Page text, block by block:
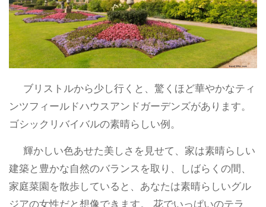
ブリストルから少し行くと、驚くほど華やかなティ
ンツフィールドハウスアンドガーデンズがあります。
ゴシックリバイバルの素晴らしい例。
輝かしい色あせた美しさを見せて、家は素晴らしい
建築と豊かな自然のバランスを取り、しばらくの間、
家庭菜園を散歩していると、あなたは素晴らしいグル
ジアの女性だと想像できます。 花でいっぱいのテラ